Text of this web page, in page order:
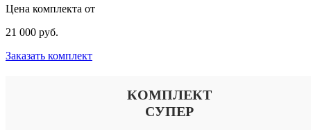
Цена комплекта от
21 000 руб.
Заказать комплект
КОМПЛЕКТ
СУПЕР